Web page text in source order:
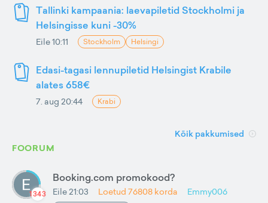
Tallinki kampaania: laevapiletid Stockholmi ja
Helsingisse kuni -30%
Eile 10:11 Stockholm Helsingi
Edasi-tagasi lennupiletid Helsingist Krabile
alates 658€
7. aug 20:44 Krabi
Kõik pakkumised
FOORUM
1343
Booking.com promokood?
Eile 21:03 Loetud 76808 korda Emmy006